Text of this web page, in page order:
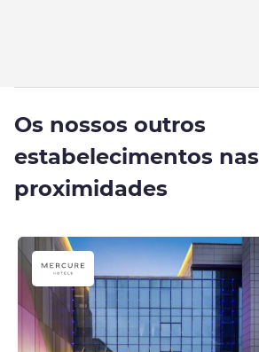
Os nossos outros
estabelecimentos nas
proximidades